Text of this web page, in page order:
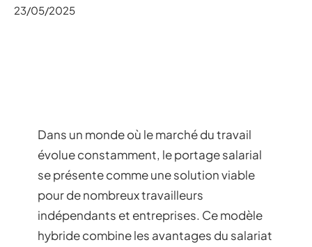
23/05/2025
Dans un monde où le marché du travail
évolue constamment, le portage salarial
se présente comme une solution viable
pour de nombreux travailleurs
indépendants et entreprises. Ce modèle
hybride combine les avantages du salariat